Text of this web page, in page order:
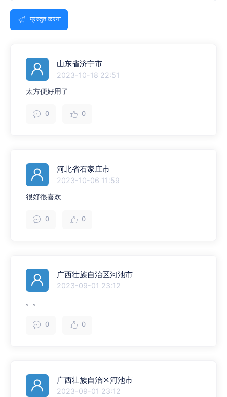
प्रस्तुत करना
山东省济宁市
2023-10-18 22:51
太方便好用了
0 0
河北省石家庄市
2023-10-06 11:59
很好很喜欢
0 0
广西壮族自治区河池市
2023-09-01 23:12
。。
0 0
广西壮族自治区河池市
2023-09-01 23:12